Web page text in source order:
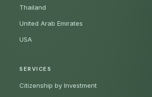
Thailand
United Arab Emirates
USA
SERVICES
Citizenship by Investment